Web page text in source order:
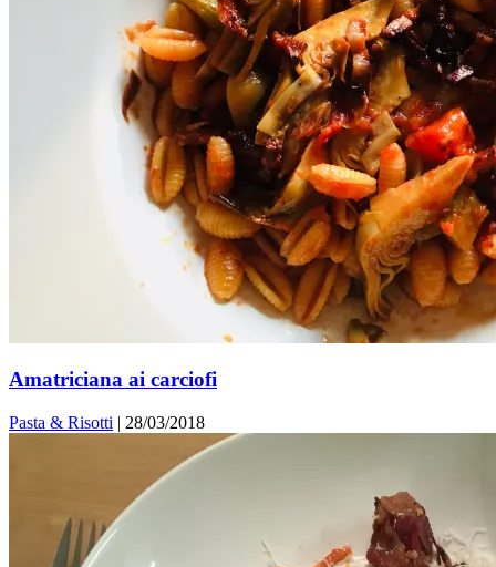
Amatriciana ai carciofi
Pasta & Risotti | 28/03/2018